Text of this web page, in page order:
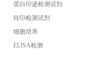
蛋白印迹检测试剂
转印检测试剂
细胞培养
ELISA检测